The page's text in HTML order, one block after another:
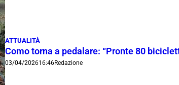
ATTUALITÀ
Como torna a pedalare: “Pronte 80
03/04/202616:46Redazione